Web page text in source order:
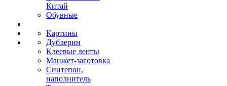
Китай
Обувные
Картины
Дублерин
Клеевые ленты
Манжет-заготовка
Синтепон,
наполнитель